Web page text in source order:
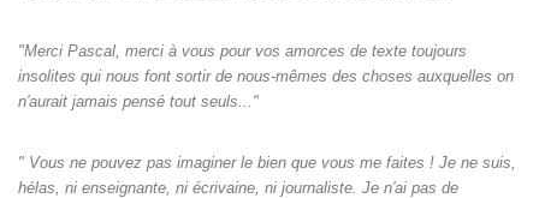
"Merci Pascal, merci à vous pour vos amorces de texte toujours
insolites qui nous font sortir de nous-mêmes des choses auxquelles on
n'aurait jamais pensé tout seuls‌..."
" Vous ne pouvez pas imaginer le bien que vous me faites ! Je ne suis,
hélas, ni enseignante, ni écrivaine, ni journaliste. Je n'ai pas de